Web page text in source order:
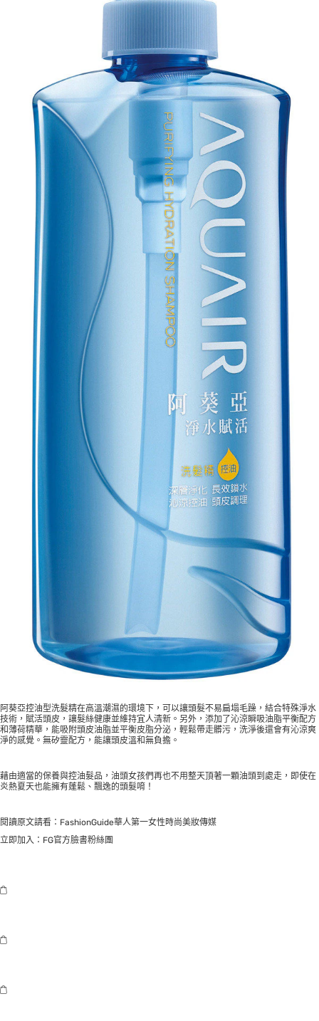
阿葵亞控油型洗髮精在高溫潮濕的環境下，可以讓頭髮不易扁塌毛躁，結合特殊淨水
技術，賦活頭皮，讓髮絲健康並維持宜人清新。另外，添加了沁涼瞬吸油脂平衡配方
和薄荷精華，能吸附頭皮油脂並平衡皮脂分泌，輕鬆帶走髒污，洗淨後還會有沁涼爽
淨的感覺。無矽靈配方，能讓頭皮溫和無負擔。
藉由適當的保養與控油髮品，油頭女孩們再也不用整天頂著一顆油頭到處走，即使在
炎熱夏天也能擁有蓬鬆、飄逸的頭髮唷！
閱讀原文請看： FashionGuide華人第一女性時尚美妝傳媒
立即加入： FG官方臉書粉絲團